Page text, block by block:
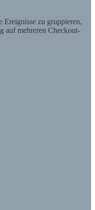
zu gruppieren,
auf mehreren Checkout-